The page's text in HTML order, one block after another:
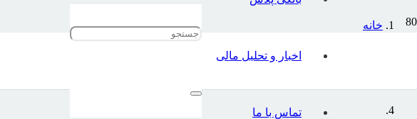
اخبار و تحلیل مالی
تماس با ما
خانه